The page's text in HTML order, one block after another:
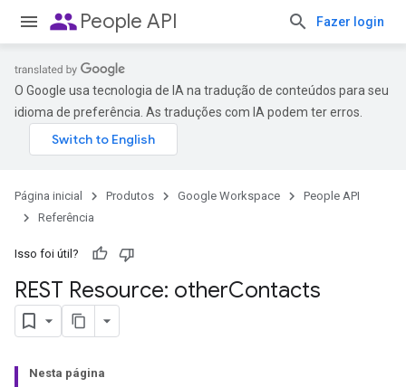
peoplePeople API Fazer login
O Google usa tecnologia de IA na tradução de conteúdos para seu
idioma de preferência. As traduções com IA podem ter erros.
Página inicial Produtos Google Workspace
People API
Referência
Isso foi útil?
REST Resource: otherContacts
Nesta página